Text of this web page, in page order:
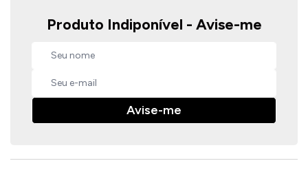
Produto Indiponível - Avise-me
Avise-me